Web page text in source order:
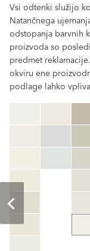
Vsi odtenki služijo
Natančnega
odstopanja barvnih
proizvoda so
predmet
okviru ene
podlage lahko
Št. barve
color_name